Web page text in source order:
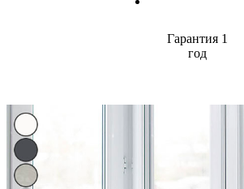
Гарантия 1
год